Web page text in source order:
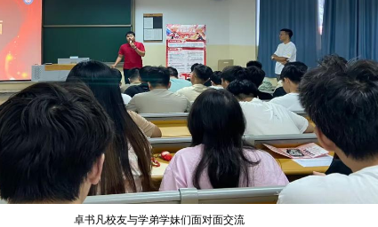
卓书凡校友与学弟学妹们面对面交流